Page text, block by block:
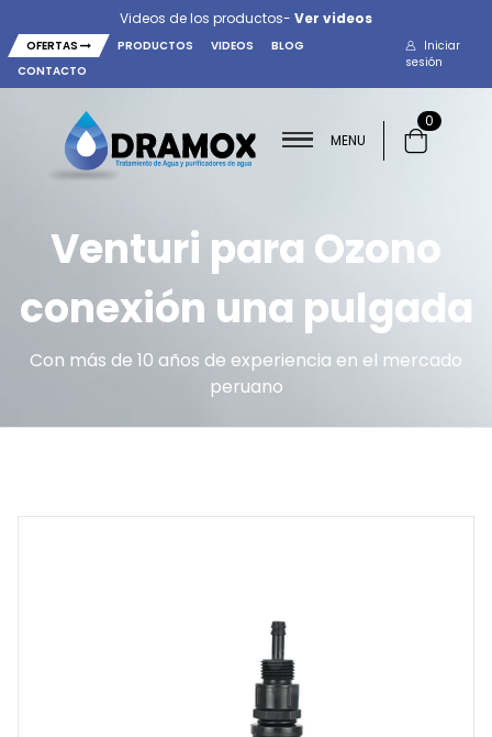
Videos de los productos- Ver videos
OFERTAS PRODUCTOS VIDEOS
BLOG
CONTACTO
Iniciar
sesión
MENU
0
Venturi para Ozono
conexión una pulgada
Con más de 10 años de experiencia en el mercado
peruano